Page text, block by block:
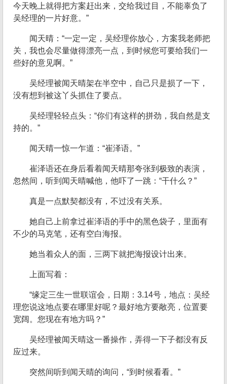
今天晚上就得把方案赶出来，交给我过目，不能辜负了
吴经理的一片好意。”
闻天晴：“一定一定，吴经理你放心，方案我老师把
关，我也会尽量做得漂亮一点，到时候您可要给我们一
些好的意见啊。”
吴经理被闻天晴架在半空中，自己只是损了一下，
没有想到被这丫头抓住了要点。
吴经理轻轻点头：“你们有这样的拼劲，我自然是支
持的。”
闻天晴一惊一乍道：“崔泽语。”
崔泽语还在身后看着闻天晴那夸张到极致的表演，
忽然间，听到闻天晴喊他，他吓了一跳：“干什么？”
真是一点默契都没有，不过没有关系。
她自己上前拿过崔泽语的手中的黑色袋子，里面有
不少的马克笔，还有空白海报。
她当着众人的面，三两下就把海报设计出来。
上面写着：
“缘定三生一世联谊会，日期：3.14号，地点：吴经
理您说这地点要在哪里好呢？最好地方要敞亮，位置要
宽阔。您现在有地方吗？”
吴经理被闻天晴这一番操作，弄得一下子都没有反
应过来。
突然间听到闻天晴的询问，“到时候看看。”